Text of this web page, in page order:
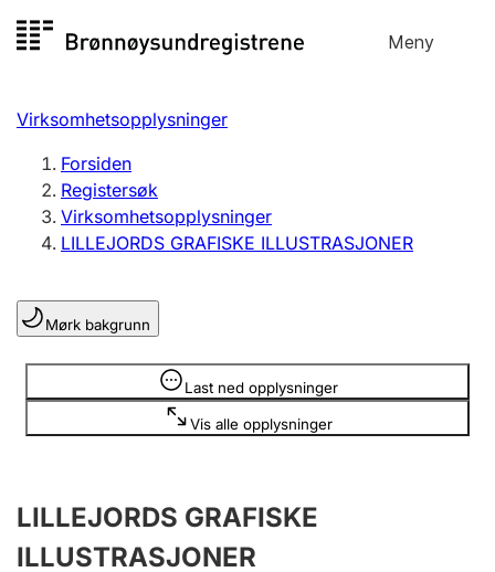
til
Meny
Registersøk
Aksjeselskap
Enkeltpersonforetak
Registrere, endre, slette
Lag og forening
Registrere, endre, slette
Årsregnskap
Innsending og forsinkelsesgebyr
Virksomhetsopplysninger
Forsiden
Registersøk
Virksomhetsopplysninger
LILLEJORDS GRAFISKE ILLUSTRASJONER
Mørk bakgrunn
Last ned opplysninger
Vis alle opplysninger
Opplysninger er skjult
LILLEJORDS GRAFISKE
ILLUSTRASJONER